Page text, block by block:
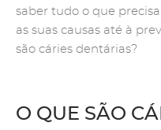
saber tudo o que
as suas causas até à
são cáries dentárias?
O QUE SÃO